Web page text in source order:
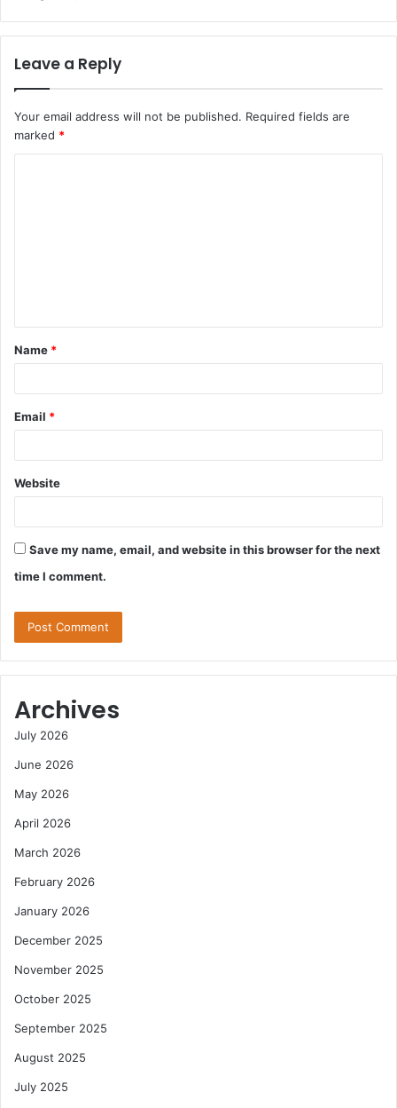
Leave a Reply
Your email address will not be published. Required fields are
marked *
t
*
Name *
Email *
Website
Save my name, email, and website in this browser for the next
time I comment.
Archives
July 2026
June 2026
May 2026
April 2026
March 2026
February 2026
January 2026
December 2025
November 2025
October 2025
September 2025
August 2025
July 2025